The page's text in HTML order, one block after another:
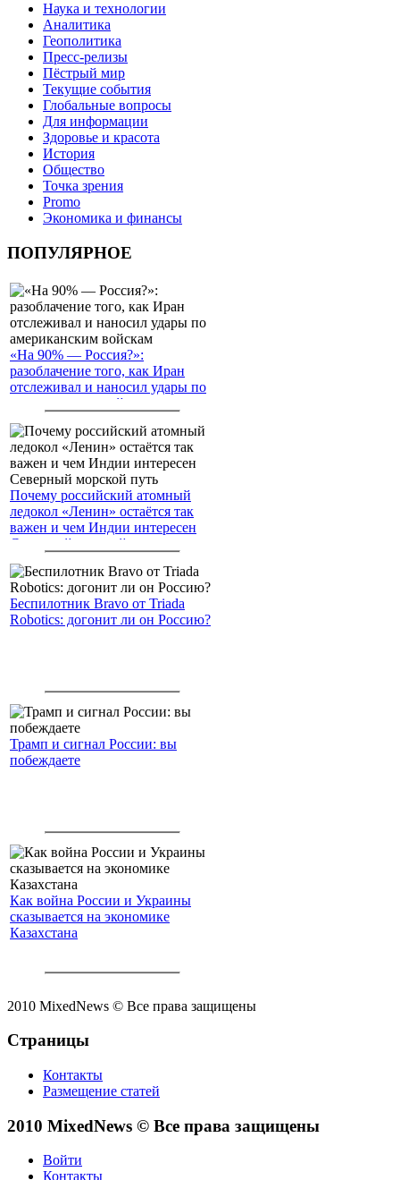
Наука и технологии
Аналитика
Геополитика
Пресс-релизы
Пёстрый мир
Текущие события
Глобальные вопросы
Для информации
Здоровье и красота
История
Общество
Точка зрения
Promo
Экономика и финансы
ПОПУЛЯРНОЕ
«На 90% — Россия?»:
разоблачение того, как Иран
отслеживал и наносил удары по
американским войскам
Почему российский атомный
ледокол «Ленин» остаётся так
важен и чем Индии интересен
Северный морской путь
Беспилотник Bravo от Triada
Robotics: догонит ли он Россию?
Трамп и сигнал России: вы
побеждаете
Как война России и Украины
сказывается на экономике
Казахстана
2010 MixedNews © Все права защищены
Страницы
Контакты
Размещение статей
2010 MixedNews © Все права защищены
Войти
Контакты